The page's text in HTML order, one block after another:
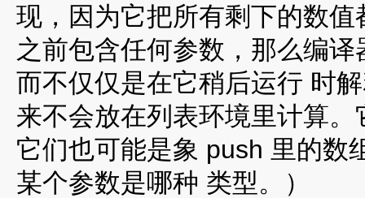
现，因为它把所有剩下的数
之前包含任何参数，那么编
而不仅仅是在它稍后运行 时
来不会放在列表环境里计算
它们也可能是象 push 里的数
某个参数是哪种 类型。）